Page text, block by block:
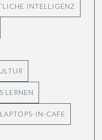
INTELLIGENZ
LERNEN
IN-CAFE